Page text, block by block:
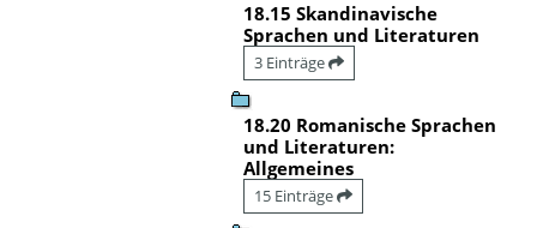
18.15 Skandinavische
Sprachen und Literaturen
3 Einträge
18.20 Romanische Sprachen
und Literaturen:
Allgemeines
15 Einträge